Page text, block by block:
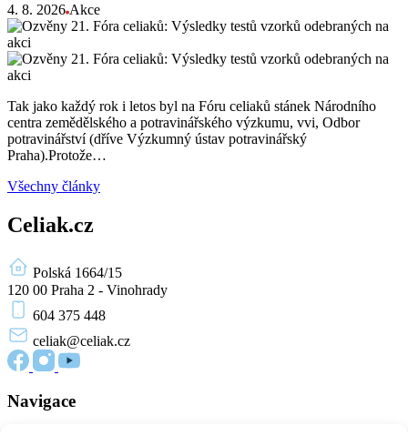
4. 8. 2026 Akce
Tak jako každý rok i letos byl na Fóru celiaků stánek Národního
centra zemědělského a potravinářského výzkumu, vvi, Odbor
potravinářství (dříve Výzkumný ústav potravinářský
Praha).Protože…
Všechny články
Celiak.cz
Polská 1664/15
120 00 Praha 2 - Vinohrady
604 375 448
celiak@celiak.cz
Navigace